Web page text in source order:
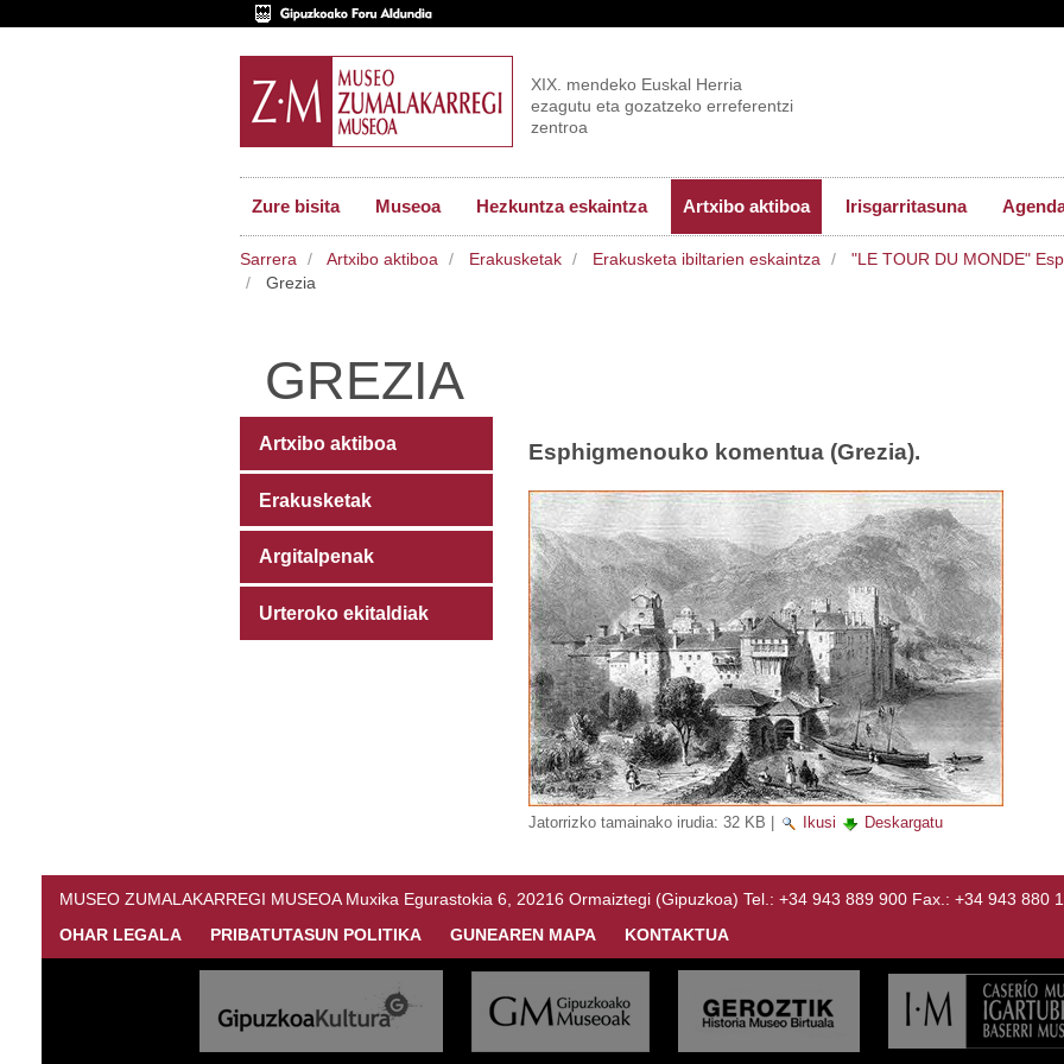
XIX. mendeko Euskal Herria
ezagutu eta gozatzeko erreferentzi
zentroa
Zure bisita Museoa Hezkuntza eskaintza Artxibo aktiboa Irisgarritasuna
Sarrera Artxibo aktiboa Erakusketak Erakusketa ibiltarien eskaintza
"LE TOUR DU MONDE"
Grezia
GREZIA
Esphigmenouko komentua (Grezia).
Jatorrizko tamainako irudia: 32 KB Ikusi Deskargatu
Artxibo aktiboa
Erakusketak
Argitalpenak
Urteroko ekitaldiak
MUSEO ZUMALAKARREGI MUSEOA Muxika Egurastokia 6, 20216 Ormaiztegi (Gipuzkoa) Tel.: +34 943 889 900 Fax.: +34 943 880
OHAR LEGALA
PRIBATUTASUN POLITIKA GUNEAREN MAPA KONTAKTUA